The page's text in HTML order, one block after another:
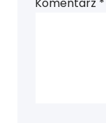
Komentarz *